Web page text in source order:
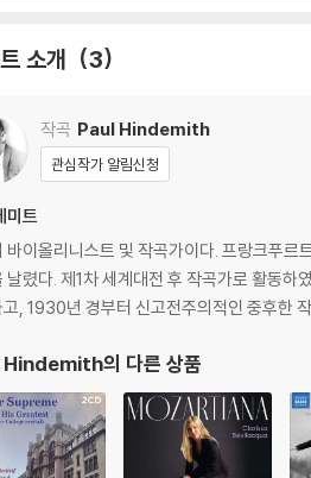
소개 3
작곡 Paul Hindemith
관심작가 알림신청
미트
바이올리니스트 및 작곡가이다. 프랑크푸르
날렸다. 제1차 세계대전 후 작곡가로 활동하
, 1930년 경부터 신고전주의적인 중후한
Hindemith의 다른 상품